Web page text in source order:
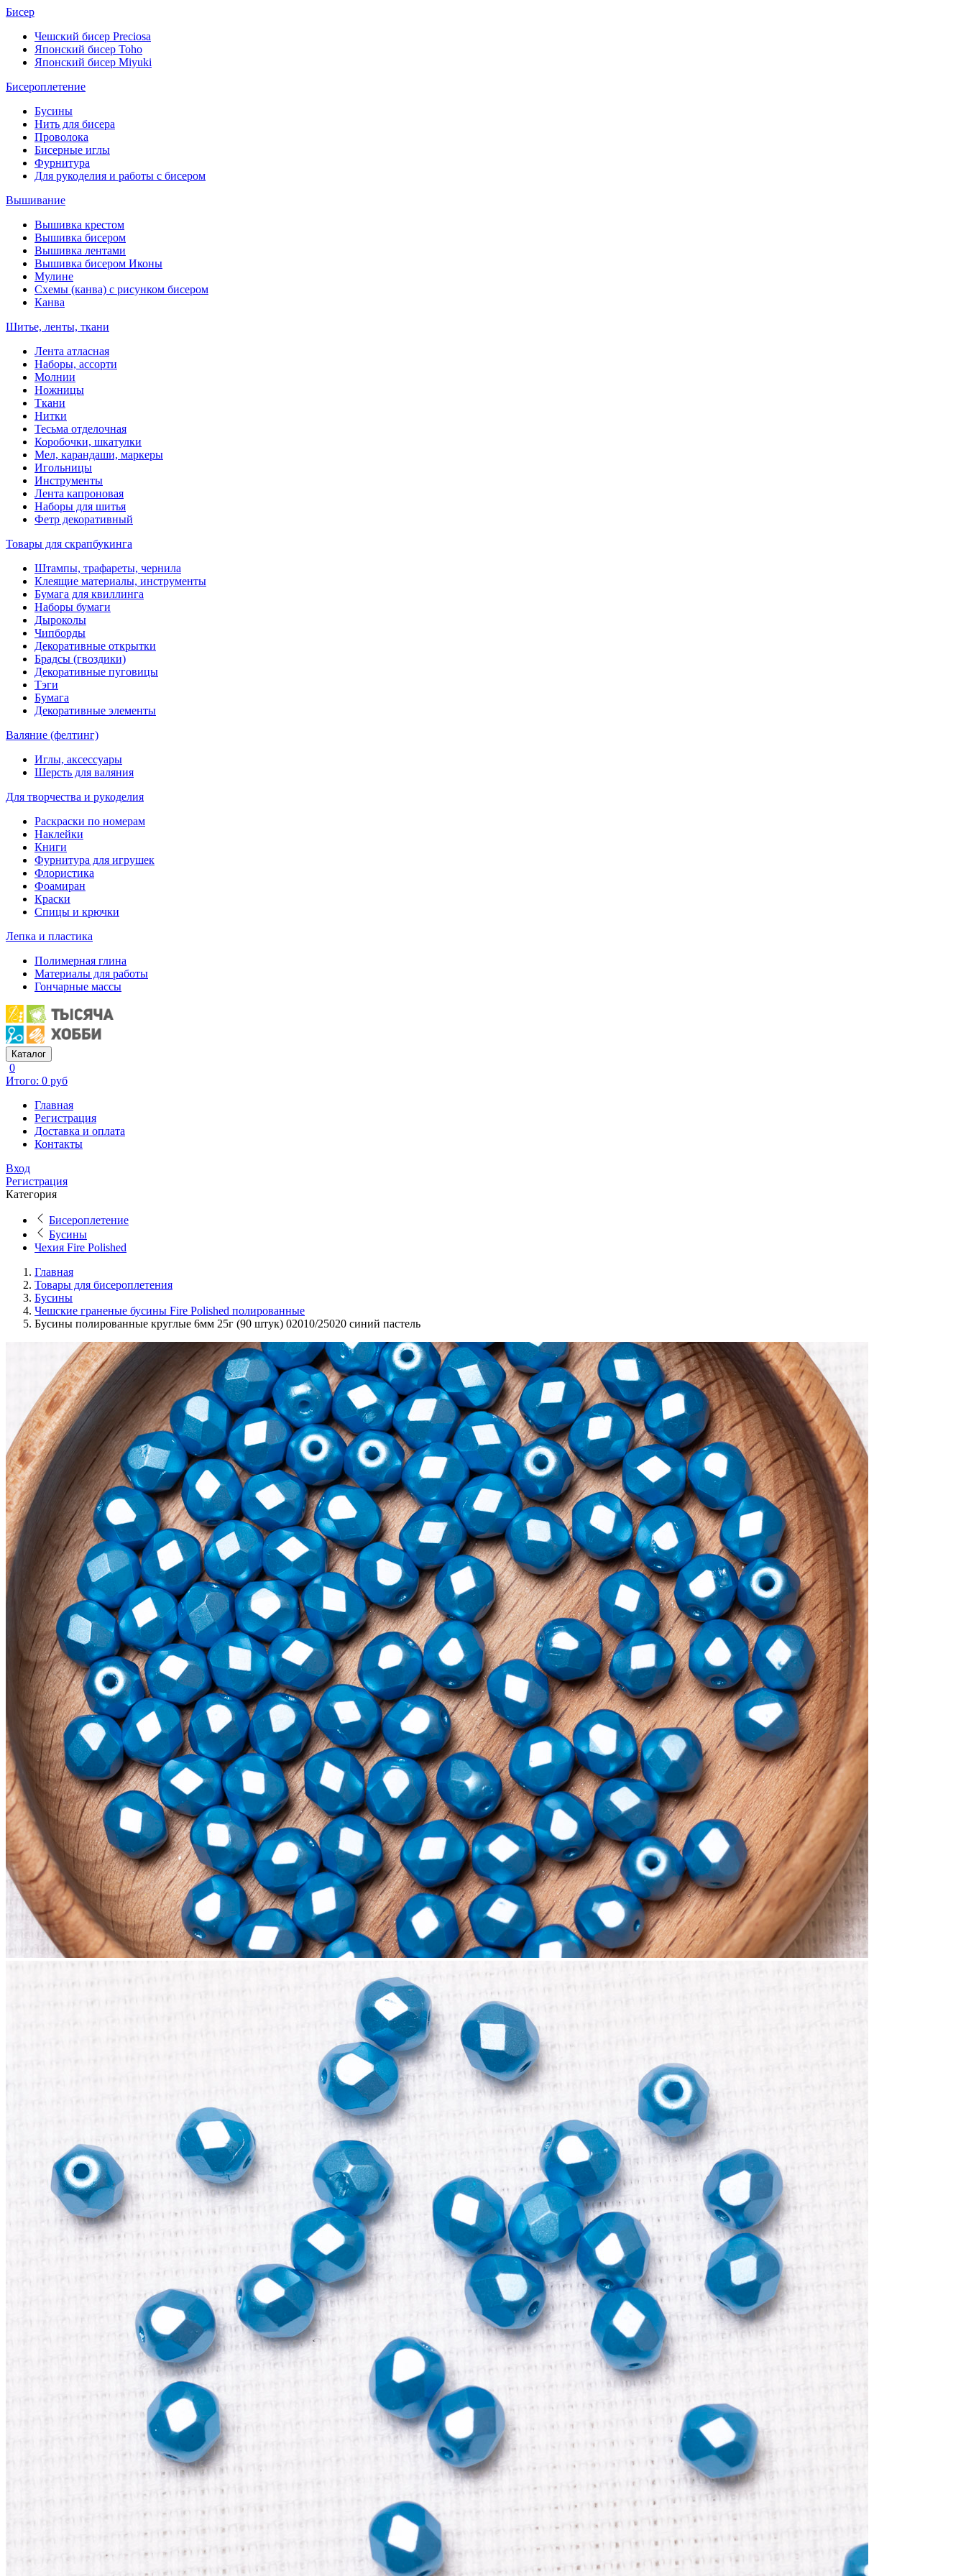
Бисер
Чешский бисер Preciosa
Японский бисер Toho
Японский бисер Miyuki
Бисероплетение
Бусины
Нить для бисера
Проволока
Бисерные иглы
Фурнитура
Для рукоделия и работы с бисером
Вышивание
Вышивка крестом
Вышивка бисером
Вышивка лентами
Вышивка бисером Иконы
Мулине
Схемы (канва) с рисунком бисером
Канва
Шитье, ленты, ткани
Лента атласная
Наборы, ассорти
Молнии
Ножницы
Ткани
Нитки
Тесьма отделочная
Коробочки, шкатулки
Мел, карандаши, маркеры
Игольницы
Инструменты
Лента капроновая
Наборы для шитья
Фетр декоративный
Товары для скрапбукинга
Штампы, трафареты, чернила
Клеящие материалы, инструменты
Бумага для квиллинга
Наборы бумаги
Дыроколы
Чипборды
Декоративные открытки
Брадсы (гвоздики)
Декоративные пуговицы
Тэги
Бумага
Декоративные элементы
Валяние (фелтинг)
Иглы, аксессуары
Шерсть для валяния
Для творчества и рукоделия
Раскраски по номерам
Наклейки
Книги
Фурнитура для игрушек
Флористика
Фоамиран
Краски
Спицы и крючки
Лепка и пластика
Полимерная глина
Материалы для работы
Гончарные массы
Каталог
0
Итого: 0 руб
Главная
Регистрация
Доставка и оплата
Контакты
Вход
Регистрация
Категория
Бисероплетение
Бусины
Чехия Fire Polished
Главная
Товары для бисероплетения
Бусины
Чешские граненые бусины Fire Polished полированные
Бусины полированные круглые 6мм 25г (90 штук) 02010/25020 синий пастель